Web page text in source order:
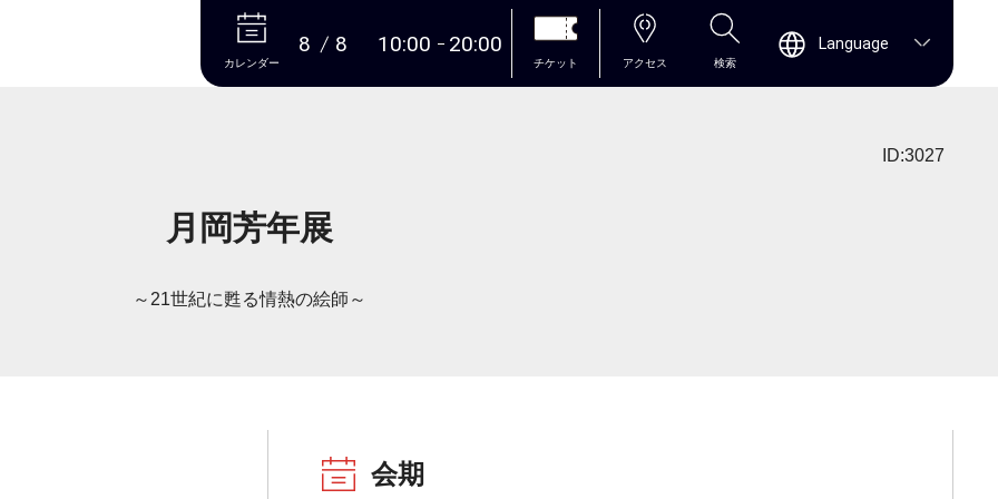
本文へ
カレンダー
8 8 10:00 20:00
チケット アクセス 検索
Language
ID:3027
月岡芳年展
～21世紀に甦る情熱の絵師～
会期